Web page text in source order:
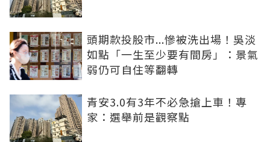
頭期款投股市...慘被洗出場！吳淡
如點「一生至少要有間房」：景氣
弱仍可自住等翻轉
青安3.0有3年不必急搶上車！專
家：選舉前是觀察點